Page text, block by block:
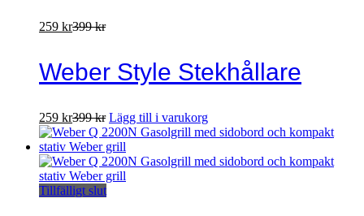
259 kr399kr
Weber Style Stekhållare
259 kr399kr Lägg till i varukorg
Tillfälligt slut